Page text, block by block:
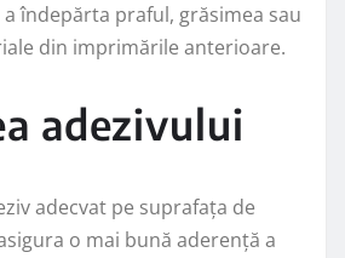
îndepărta praful, grăsimea sau
din imprimările anterioare.
adezivului
adecvat pe suprafața de
o mai bună aderență a